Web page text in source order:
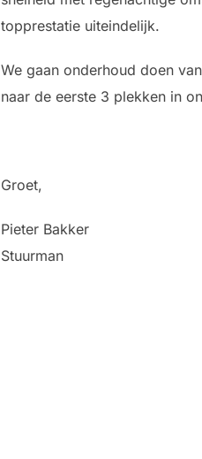
topprestatie uiteindelijk.
We gaan onderhoud doen
naar de eerste 3 plekken in
Groet,
Pieter Bakker
Stuurman